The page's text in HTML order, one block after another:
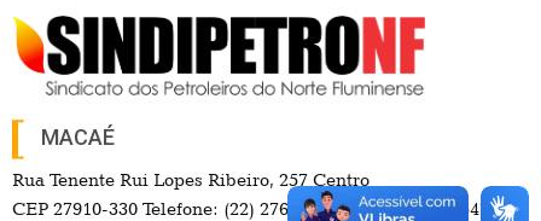
MACAÉ
Rua Tenente Rui Lopes Ribeiro, 257 Centro
CEP 27910-330 Telefone: (22) 2765-9550 / (22) 99742-3547